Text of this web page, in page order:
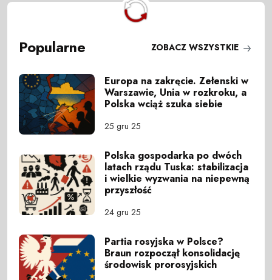
Popularne ZOBACZ WSZYSTKIE
Europa na zakręcie. Zełenski w
Warszawie, Unia w rozkroku, a
Polska wciąż szuka siebie
25 gru 25
Polska gospodarka po dwóch
latach rządu Tuska: stabilizacja
i wielkie wyzwania na niepewną
przyszłość
24 gru 25
Partia rosyjska w Polsce?
Braun rozpoczął konsolidację
środowisk prorosyjskich